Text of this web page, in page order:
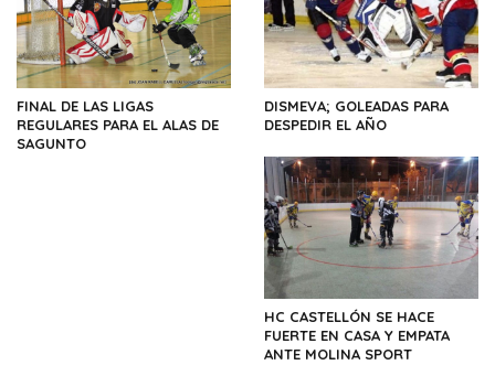
FINAL DE LAS LIGAS
REGULARES PARA EL ALAS DE
SAGUNTO
DISMEVA; GOLEADAS PARA
DESPEDIR EL AÑO
HC CASTELLÓN SE HACE
FUERTE EN CASA Y EMPATA
ANTE MOLINA SPORT